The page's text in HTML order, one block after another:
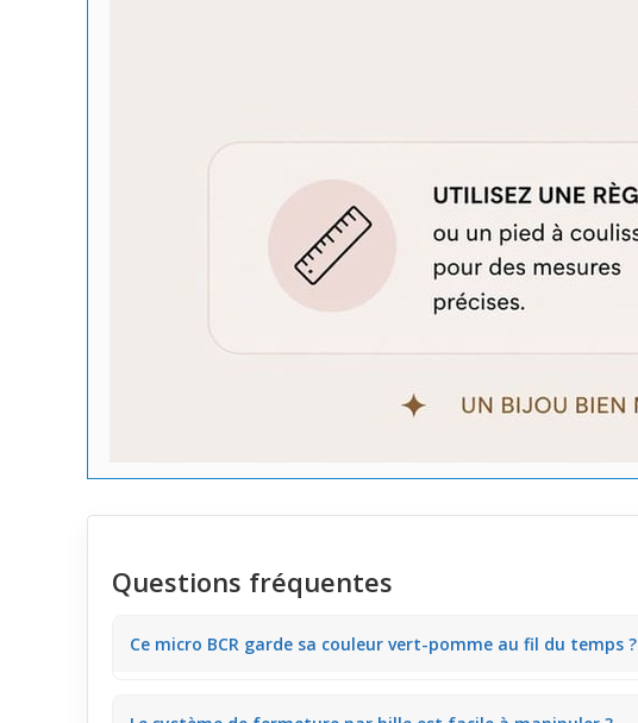
Questions fréquentes
Ce micro BCR garde sa couleur vert-pomme au fil du temps ?